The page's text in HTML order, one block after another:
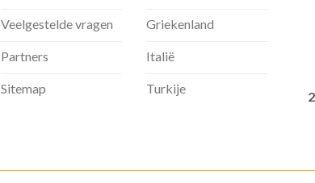
Veelgestelde vragen
Partners
Sitemap
Griekenland
Italië
Turkije